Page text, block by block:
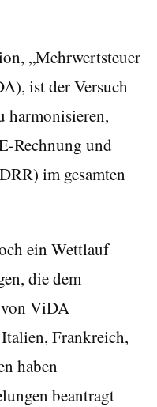
„Mehrwertsteuer
ist der Versuch
harmonisieren,
Rechnung und
im gesamten
ein Wettlauf
die dem
ViDA
Frankreich,
haben
beantragt